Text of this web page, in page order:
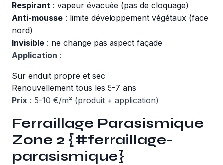
Respirant : vapeur évacuée (pas de cloquage)
Anti-mousse : limite développement végétaux (face
nord)
Invisible : ne change pas aspect façade
Application :
Sur enduit propre et sec
Renouvellement tous les 5-7 ans
Prix : 5-10 €/m² (produit + application)
Ferraillage Parasismique
Zone 2 {#ferraillage-
parasismique}